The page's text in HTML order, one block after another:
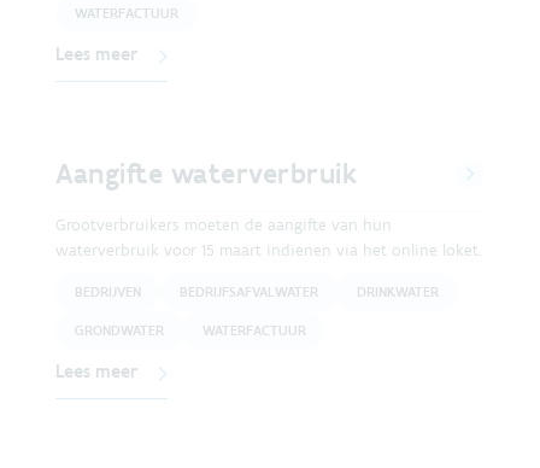
WATERFACTUUR
Lees meer
Aangifte waterverbruik
Grootverbruikers moeten de aangifte van hun
waterverbruik voor 15 maart indienen via het online loket.
BEDRIJVEN BEDRIJFSAFVALWATER DRINKWATER
GRONDWATER WATERFACTUUR
Lees meer